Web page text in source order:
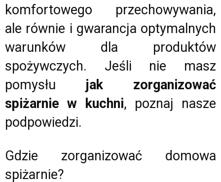
komfortowego przechowywania,
ale równie i gwarancja optymalnych
warunków dla produktów
spożywczych. Jeśli nie masz
pomysłu jak zorganizować
spiżarnie w kuchni, poznaj nasze
podpowiedzi.
Gdzie zorganizować domowa
spiżarnie?